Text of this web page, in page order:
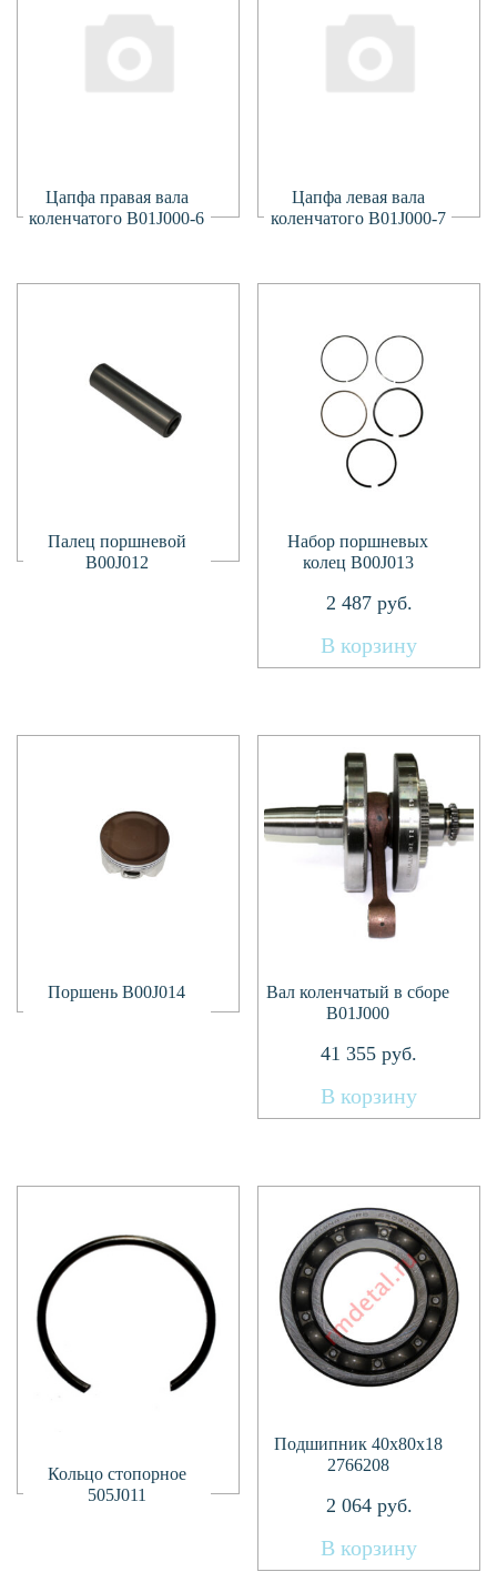
Цапфа правая вала
коленчатого B01J000-6
Подробнее
Цапфа левая вала
коленчатого B01J000-7
Подробнее
Палец поршневой
B00J012
Подробнее
Набор поршневых
колец B00J013
2 487руб.
В корзину
Поршень B00J014
Подробнее
Вал коленчатый в сборе
B01J000
41 355 руб.
В корзину
Кольцо стопорное
505J011
Подробнее
Подшипник 40х80х18
2766208
2 064руб.
В корзину